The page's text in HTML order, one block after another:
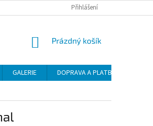
Přihlášení
NÁKUPNÍ
Prázdný košík
GALERIE DOPRAVA A PLATBA